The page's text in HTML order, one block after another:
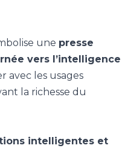
une presse
vers l’intelligence
avec les usages
la richesse du
intelligentes et